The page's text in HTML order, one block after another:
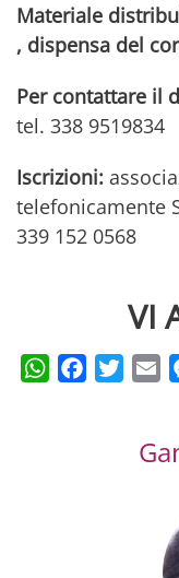
Materiale
, dispensa del
Per contattare il
tel. 338 9519834
Iscrizioni:
telefonicamente
339 152 0568
VI
WhatsAppFacebook